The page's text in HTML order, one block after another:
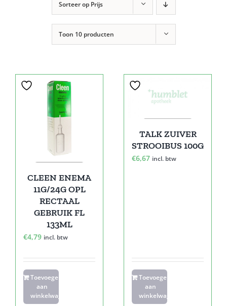
Sorteer op Prijs
Toon 10 producten
CLEEN ENEMA
11G/24G OPL
RECTAAL
GEBRUIK FL
133ML
€4,79 incl. btw
Toevoegen
aan
winkelwagen
TALK ZUIVER
STROOIBUS 100G
€6,67 incl. btw
Toevoegen
aan
winkelwagen